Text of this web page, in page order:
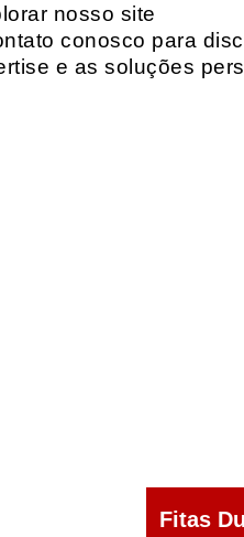
nosso site
conosco para
e as soluções
Fitas